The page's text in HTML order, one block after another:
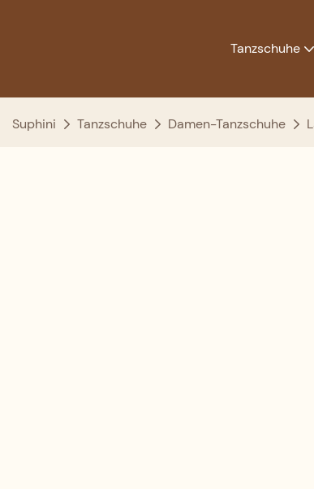
Tanzschuhe
Suphini Tanzschuhe Damen-Tanzschuhe